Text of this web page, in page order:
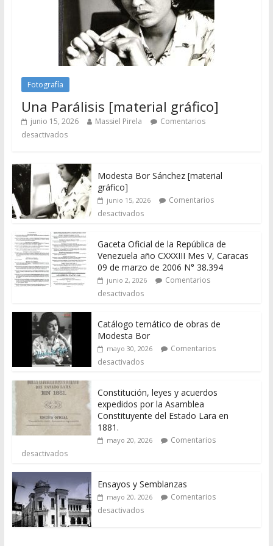
Fotografía
Una Parálisis [material gráfico]
junio 15, 2026 Massiel Pirela
Comentarios
desactivados
Modesta Bor Sánchez [material
gráfico]
junio 15, 2026
Comentarios
desactivados
Gaceta Oficial de la República de
Venezuela año CXXXIII Mes V, Caracas
09 de marzo de 2006 N° 38.394
junio 2, 2026
Comentarios
desactivados
Catálogo temático de obras de
Modesta Bor
mayo 30, 2026
Comentarios
desactivados
Constitución, leyes y acuerdos
expedidos por la Asamblea
Constituyente del Estado Lara en
1881.
mayo 20, 2026
Comentarios
desactivados
Ensayos y Semblanzas
mayo 20, 2026
Comentarios
desactivados